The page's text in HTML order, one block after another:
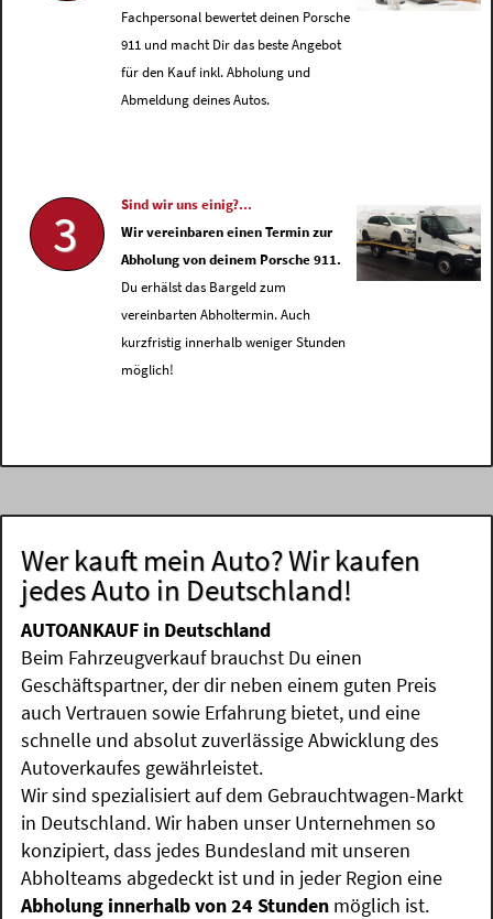
Fachpersonal bewertet deinen Porsche
911 und macht Dir das beste Angebot
für den Kauf inkl. Abholung und
Abmeldung deines Autos.
3
Sind wir uns einig?...
Wir vereinbaren einen Termin zur
Abholung von deinem Porsche 911.
Du erhälst das Bargeld zum
vereinbarten Abholtermin. Auch
kurzfristig innerhalb weniger Stunden
möglich!
Wer kauft mein Auto? Wir kaufen
jedes Auto in Deutschland!
AUTOANKAUF in Deutschland
Beim Fahrzeugverkauf brauchst Du einen
Geschäftspartner, der dir neben einem guten Preis
auch Vertrauen sowie Erfahrung bietet, und eine
schnelle und absolut zuverlässige Abwicklung des
Autoverkaufes gewährleistet.
Wir sind spezialisiert auf dem Gebrauchtwagen-Markt
in Deutschland. Wir haben unser Unternehmen so
konzipiert, dass jedes Bundesland mit unseren
Abholteams abgedeckt ist und in jeder Region eine
Abholung innerhalb von 24 Stunden möglich ist.